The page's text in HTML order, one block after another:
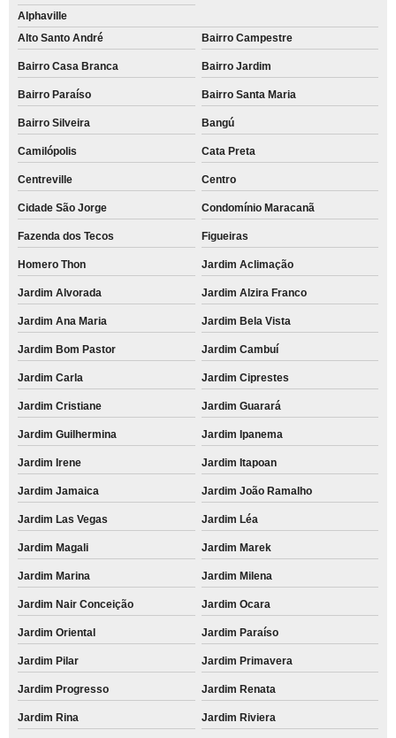
Alphaville
Alto Santo André
Bairro Campestre
Bairro Casa Branca Bairro Jardim
Bairro Paraíso Bairro Santa Maria
Bairro Silveira Bangú
Camilópolis Cata Preta
Centreville Centro
Cidade São Jorge Condomínio Maracanã
Fazenda dos Tecos Figueiras
Homero Thon Jardim Aclimação
Jardim Alvorada Jardim Alzira Franco
Jardim Ana Maria Jardim Bela Vista
Jardim Bom Pastor Jardim Cambuí
Jardim Carla Jardim Ciprestes
Jardim Cristiane Jardim Guarará
Jardim Guilhermina Jardim Ipanema
Jardim Irene Jardim Itapoan
Jardim Jamaica Jardim João Ramalho
Jardim Las Vegas Jardim Léa
Jardim Magali Jardim Marek
Jardim Marina Jardim Milena
Jardim Nair Conceição Jardim Ocara
Jardim Oriental Jardim Paraíso
Jardim Pilar Jardim Primavera
Jardim Progresso Jardim Renata
Jardim Rina Jardim Riviera